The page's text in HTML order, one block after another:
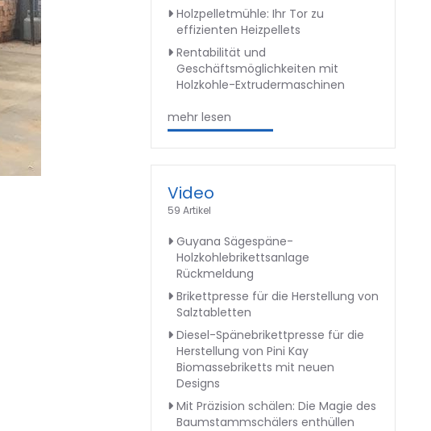
Holzpelletmühle: Ihr Tor zu
effizienten Heizpellets
Rentabilität und
Geschäftsmöglichkeiten mit
Holzkohle-Extrudermaschinen
mehr lesen
Video
59 Artikel
Guyana Sägespäne-
Holzkohlebrikettsanlage
Rückmeldung
Brikettpresse für die Herstellung von
Salztabletten
Diesel-Spänebrikettpresse für die
Herstellung von Pini Kay
Biomassebriketts mit neuen
Designs
Mit Präzision schälen: Die Magie des
Baumstammschälers enthüllen